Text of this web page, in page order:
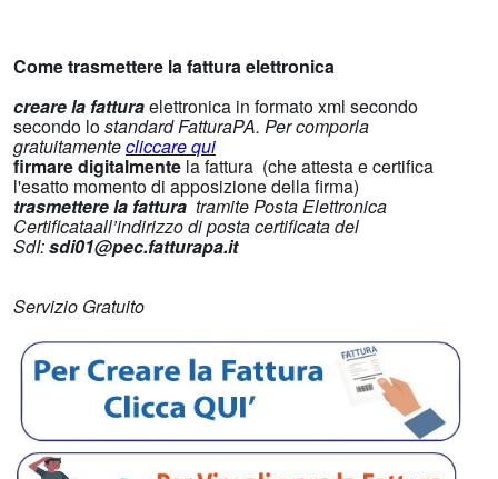
Come trasmettere la fattura elettronica
creare la fatturaelettronica in formato xml secondo
secondo lostandard FatturaPA. Per comporla
gratuitamentecliccare qui
firmare digitalmente la fattura (che attesta e certifica
l'esatto momento di apposizione della firma)
trasmettere la fattura tramite Posta Elettronica
Certificataall’indirizzo di posta certificata del
SdI:sdi01@pec.fatturapa.it
Servizio Gratuito